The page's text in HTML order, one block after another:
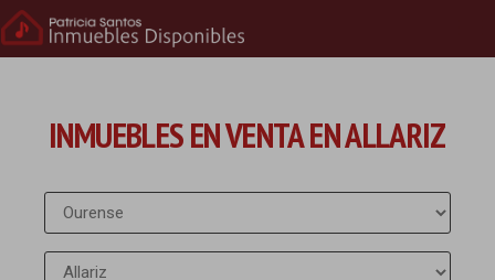
INMUEBLES EN VENTA EN ALLARIZ